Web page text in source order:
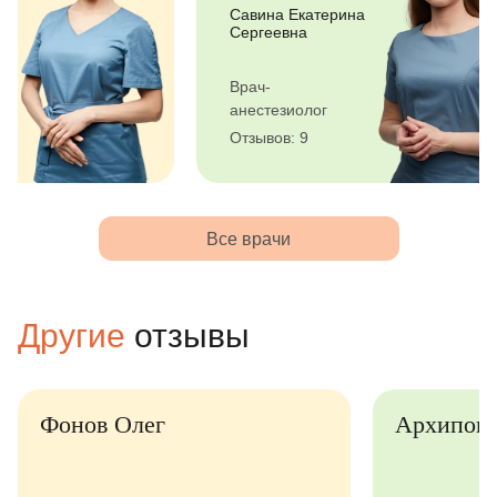
Обухова Елизавета
Михайловна
Детский врач-
стоматолог
Отзывов: 23
Савина
Сергеевна
Врач-
анестезиолог
Отзывов: 9
Все врачи
Другие отзывы
Фонов Олег Архипов